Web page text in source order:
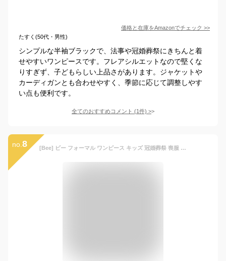
価格と在庫をAmazonでチェック >>
たすく(50代・男性)
シンプルな半袖ブラックで、法事や冠婚葬祭にきちんと着
せやすいワンピースです。フレアシルエットなので堅くな
りすぎず、子どもらしい上品さがあります。ジャケットや
カーディガンとも合わせやすく、季節に応じて調整しやす
い点も便利です。
全てのおすすめコメント (1件) >
no. 8 [Bee] ビー フォーマル ワンピース キッズ 冠婚葬祭 喪服 法事 子供 女の子 黒 紺色 ブラック ジュニア 白襟 丸襟 リボン フレア 春 夏 秋 shh01936 130cm ブラック